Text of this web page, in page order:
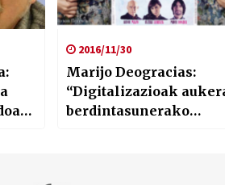
2016/11/30
Marijo Deogracias:
“Digitalizazioak
berdintasunerako